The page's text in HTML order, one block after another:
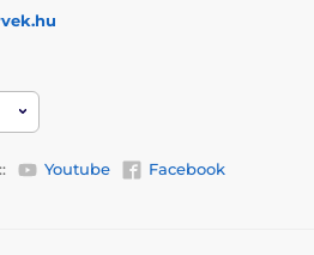
Youtube
Facebook